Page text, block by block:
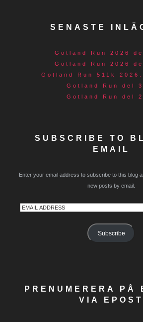
SENASTE
Gotland Run 2026
Gotland Run 2026
Gotland Run 511k
Gotland Run del
Gotland Run del
SUBSCRIBE TO
EMAIL
Enter your email address to subscribe to this blog
new posts by email.
Email
Subscribe
PRENUMERERA PÅ
VIA EPOST